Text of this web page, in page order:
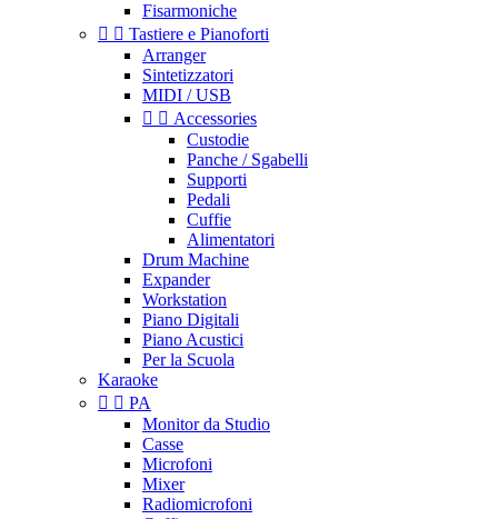
Fisarmoniche
  Tastiere e Pianoforti
Arranger
Sintetizzatori
MIDI / USB
  Accessories
Custodie
Panche / Sgabelli
Supporti
Pedali
Cuffie
Alimentatori
Drum Machine
Expander
Workstation
Piano Digitali
Piano Acustici
Per la Scuola
Karaoke
  PA
Monitor da Studio
Casse
Microfoni
Mixer
Radiomicrofoni